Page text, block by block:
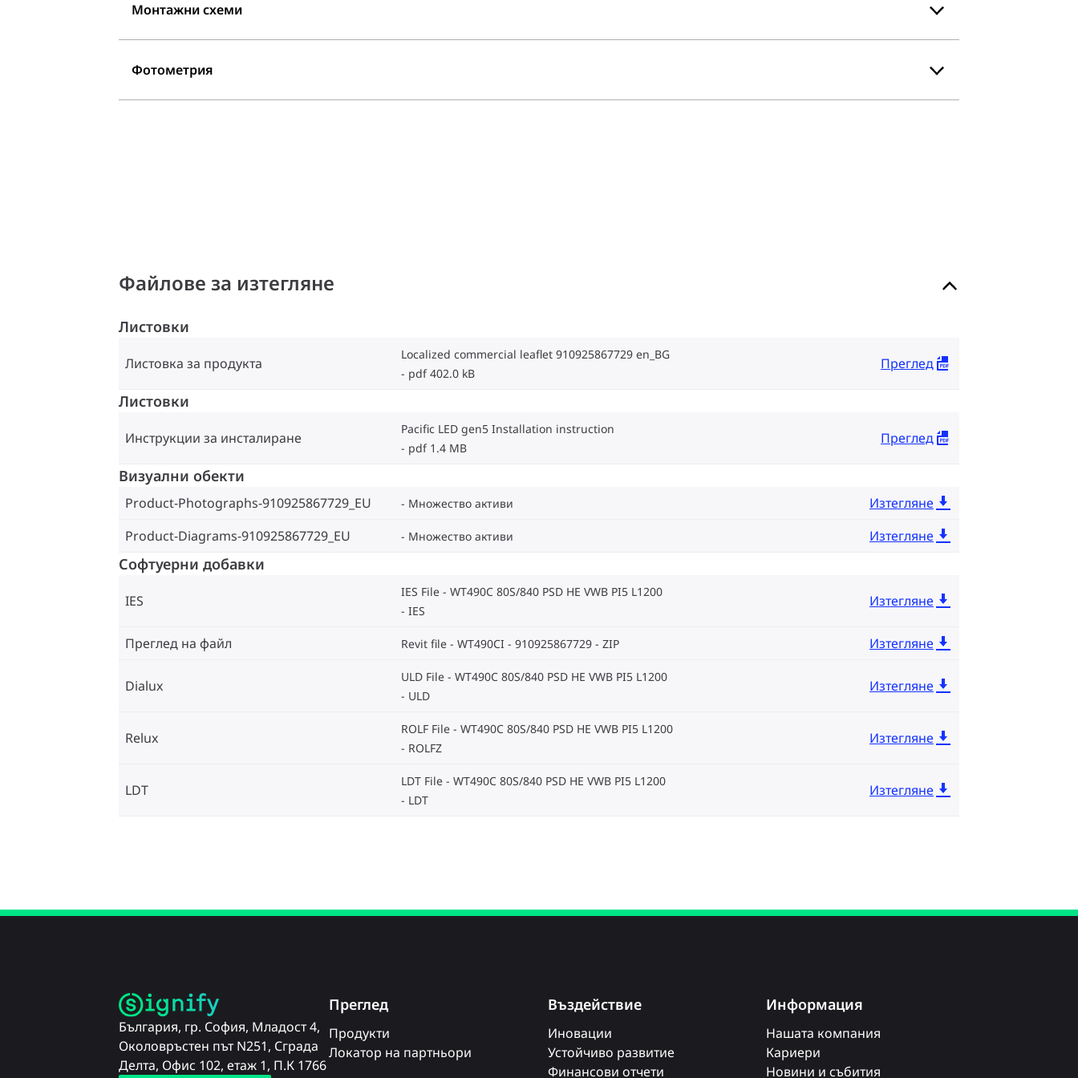
Монтажни схеми
Фотометрия
Файлове за изтегляне
Листовки
Листовка за продукта
Localized commercial leaflet 910925867729 en_BG
pdf 402.0 kB
Преглед
Листовки
Инструкции за инсталиране
Pacific LED gen5 Installation instruction
pdf 1.4 MB
Преглед
Визуални обекти
Product-Photographs-910925867729_EU Множество активи
Изтегляне
Product-Diagrams-910925867729_EU
Множество активи Изтегляне
Софтуерни добавки
IES
IES File - WT490C 80S/840 PSD HE VWB PI5 L1200
IES
Изтегляне
Преглед на файл Revit file - WT490CI - 910925867729 ZIP Изтегляне
Dialux
ULD File - WT490C 80S/840 PSD HE VWB PI5 L1200
ULD
Изтегляне
Relux
ROLF File - WT490C 80S/840 PSD HE VWB PI5 L1200
ROLFZ
Изтегляне
LDT
LDT File - WT490C 80S/840 PSD HE VWB PI5 L1200
LDT
Изтегляне
България, гр. София, Младост 4,
Околовръстен път N251, Сграда
Делта, Офис 102, етаж 1, П.К 1766
Преглед
Продукти
Локатор на партньори
Въздействие
Иновации
Устойчиво развитие
Финансови отчети
Информация
Нашата компания
Кариери
Новини и събития